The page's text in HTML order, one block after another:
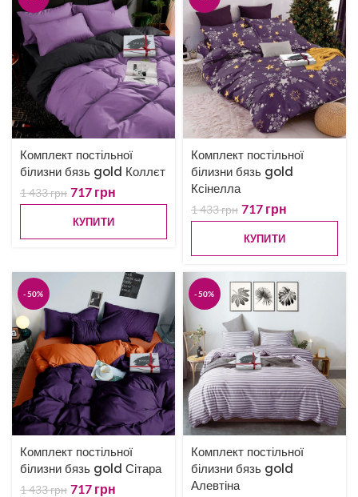
Комплект постільної
білизни бязь gold Коллєт
1 433грн 717 грн
КУПИТИ
Комплект постільної
білизни бязь gold
Ксінелла
1 433грн 717 грн
КУПИТИ
-50%
Комплект постільної
білизни бязь gold Сітара
1 433грн 717 грн
-50%
Комплект постільної
білизни бязь gold
Алевтіна